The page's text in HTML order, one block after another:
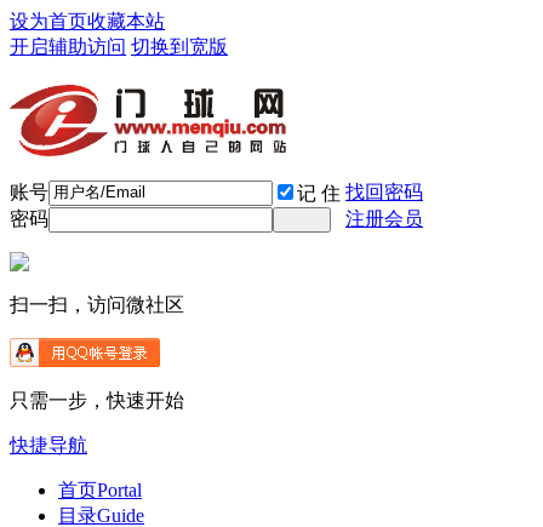
设为首页收藏本站
开启辅助访问 切换到宽版
账号 记 住 找回密码
密码
注册会员
扫一扫，访问微社区
只需一步，快速开始
快捷导航
首页Portal
目录Guide